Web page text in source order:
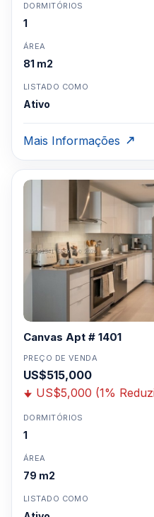
DORMITÓRIOS
1
ÁREA
81 m2
LISTADO COMO
Ativo
Mais Informações
Canvas Apt # 1401
PREÇO DE VENDA
US$515,000
US$5,000 (1%
DORMITÓRIOS
1
ÁREA
79 m2
LISTADO COMO